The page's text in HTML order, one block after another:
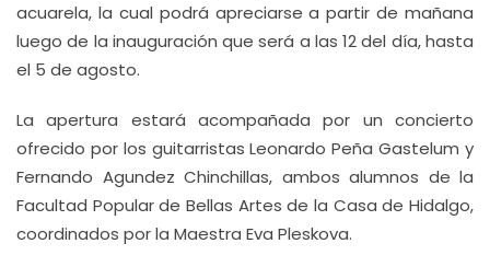
acuarela, la cual podrá apreciarse a partir de mañana
luego de la inauguración que será a las 12 del día, hasta
el 5 de agosto.
La apertura estará acompañada por un concierto
ofrecido por los guitarristas Leonardo Peña Gastelum y
Fernando Agundez Chinchillas, ambos alumnos de la
Facultad Popular de Bellas Artes de la Casa de Hidalgo,
coordinados por la Maestra Eva Pleskova.